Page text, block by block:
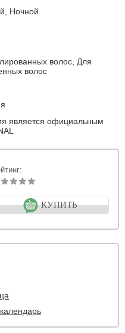
Ночной
волос, Для
волос
является официальным
КУПИТЬ